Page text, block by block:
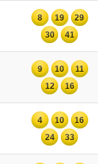
8 19
29
30
41
9 10
11
12
16
4 10
16
24
33